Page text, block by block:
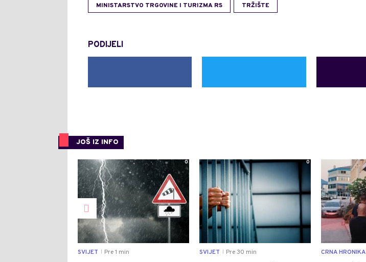
MINISTARSTVO TRGOVINE I TURIZMA RS TRŽIŠTE
PODIJELI
JOŠ IZ INFO
0
SVIJET Pre 1 min
0
SVIJET Pre 30 min CRNA HRONIKA